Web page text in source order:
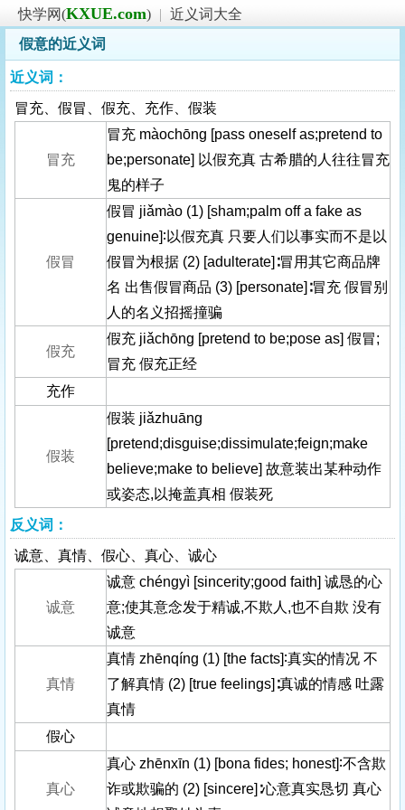
快学网(KXUE.com) | 近义词大全
假意的近义词
近义词：
冒充、假冒、假充、充作、假装
冒充
冒充 màochōng [pass oneself as;pretend to
be;personate] 以假充真 古希腊的人往往冒充
鬼的样子
假冒
假冒 jiǎmào (1) [sham;palm off a fake as
genuine]∶以假充真 只要人们以事实而不是以
假冒为根据 (2) [adulterate]∶冒用其它商品牌
名 出售假冒商品 (3) [personate]∶冒充 假冒别
人的名义招摇撞骗
假充
假充 jiǎchōng [pretend to be;pose as] 假冒;
冒充 假充正经
充作
假装
假装 jiǎzhuāng
[pretend;disguise;dissimulate;feign;make
believe;make to believe] 故意装出某种动作
或姿态,以掩盖真相 假装死
反义词：
诚意、真情、假心、真心、诚心
诚意
诚意 chéngyì [sincerity;good faith] 诚恳的心
意;使其意念发于精诚,不欺人,也不自欺 没有
诚意
真情
真情 zhēnqíng (1) [the facts]∶真实的情况 不
了解真情 (2) [true feelings]∶真诚的情感 吐露
真情
假心
真心
真心 zhēnxīn (1) [bona fides; honest]∶不含欺
诈或欺骗的 (2) [sincere]∶心意真实恳切 真心